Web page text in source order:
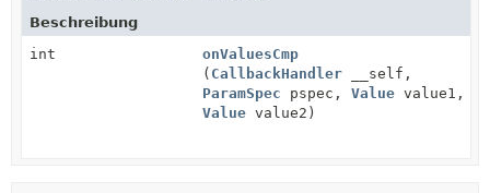
Beschreibung
int
onValuesCmp
( CallbackHandler __self,
ParamSpec pspec, Value value1,
Value value2)